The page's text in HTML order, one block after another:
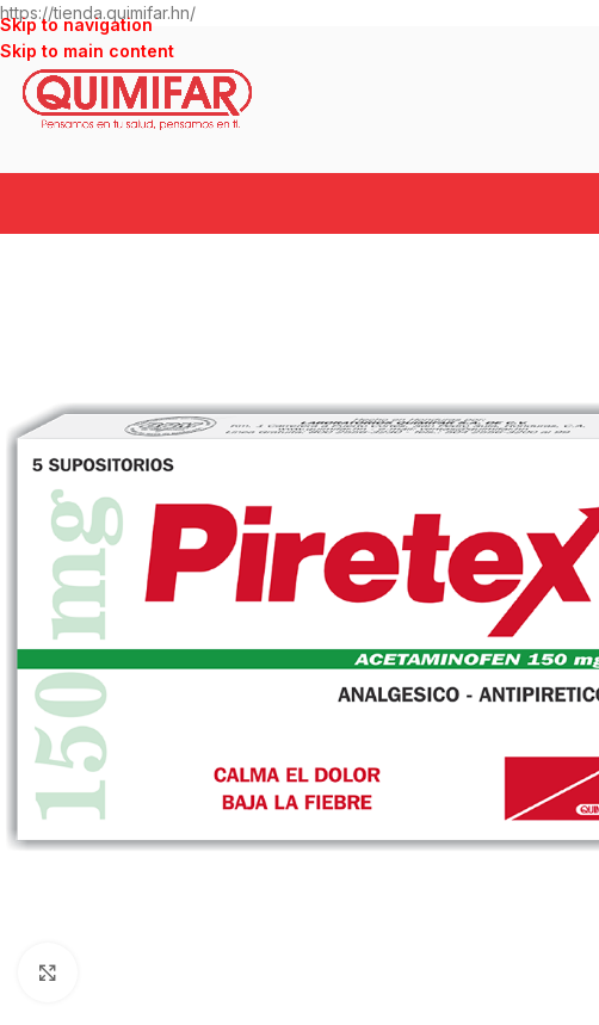
https://tienda.quimifar.hn/
Skip to navigation
Skip to main content